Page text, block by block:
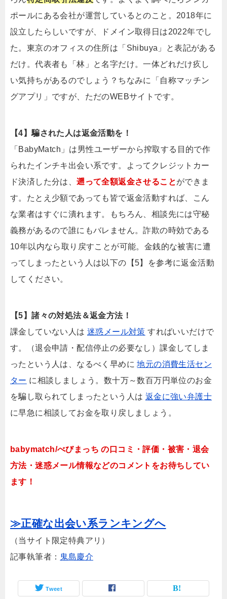
ポールにある会社が運営しているとのこと。2018年に
設立したらしいですが、ドメイン取得日は2022年でし
た。東京のオフィスの住所は「Shibuya」と表記がある
だけ。代表者も「林」と名字だけ。一体どれだけ疚し
い気持ちがあるのでしょう？ちなみに「自称マッチン
グアプリ」ですが、ただのWEBサイトです。
【4】騙された人は返金活動を！
「BabyMatch」は男性ユーザーから搾取する目的で作
られたインチキ出会い系です。よってクレジットカー
ド決済した分は、遡って全額返金させることができま
す。たとえ少額であっても皆で返金活動すれば、こん
な業者はすぐに潰れます。もちろん、相談先には守秘
義務があるので誰にもバレません。詐欺の時効である
10年以内なら取り戻すことが可能。金銭的な被害に遭
ってしまったという人は以下の【5】を参考に返金活動
してください。
【5】諸々の対処法＆返金方法！
課金していない人は 迷惑メール対策 すればいいだけで
す。（退会申請・配信停止の必要なし）課金してしま
ったという人は、なるべく早めに地元の消費生活セン
ター に相談しましょう。数十万～数百万円単位のお金
を騙し取られてしまったという人は 返金に強い弁護士
に早急に相談してお金を取り戻しましょう。
babymatch/べびまっち の口コミ・評価・被害・退会
方法・迷惑メール情報などのコメントをお待ちしてい
ます！
≫正確な出会い系ランキングへ
（当サイト限定特典アリ）
記事執筆者： 鬼島慶介
Tweet